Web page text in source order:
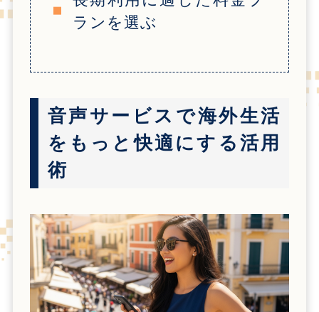
ランを選ぶ
音声サービスで海外生活
をもっと快適にする活用
術